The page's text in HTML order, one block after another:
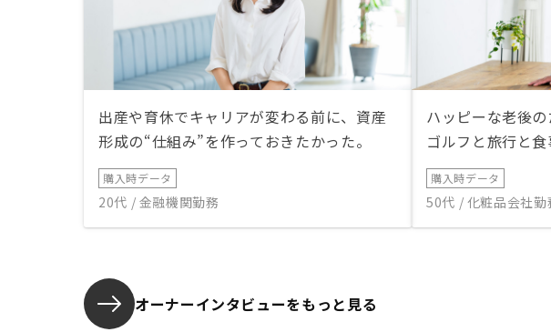
出産や育休でキャリアが変わる前に、資産
形成の“仕組み”を作っておきたかった。
購入時データ
20代 / 金融機関勤務
ハッピーな老後の
ゴルフと旅行と
購入時データ
50代 / 化粧品会社勤
オーナーインタビューをもっと見る